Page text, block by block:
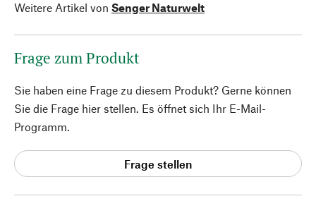
Weitere Artikel von Senger Naturwelt
Frage zum Produkt
Sie haben eine Frage zu diesem Produkt? Gerne können
Sie die Frage hier stellen. Es öffnet sich Ihr E-Mail-
Programm.
Frage stellen